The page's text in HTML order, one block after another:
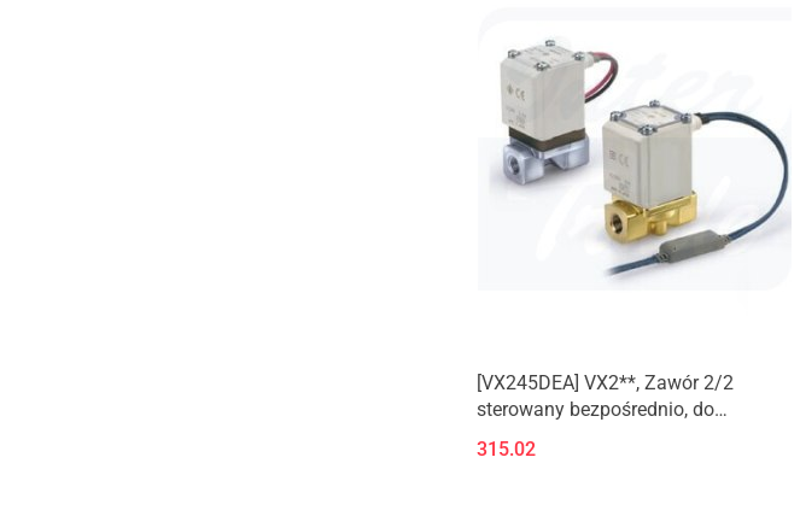
[VX245DEA] VX2**, Zawór 2/2
sterowany bezpośrednio, do
podciśnienia/wody/oleju/pary.
315.02